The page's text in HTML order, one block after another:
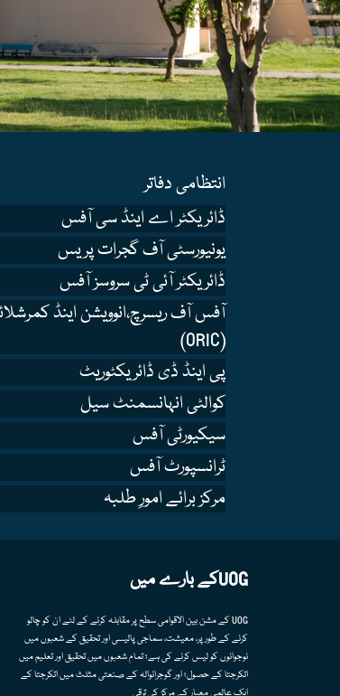
انتظامی دفاتر
ڈائریکٹر اے اینڈ سی آفس
یونیورسٹی آف گجرات پریس
ڈائریکٹر آئی ٹی سروسز آفس
آفس آف ریسرچ،انوویشن اینڈ
(ORIC)
پی اینڈ ڈی ڈائریکٹوریٹ
کوالٹی انہانسمنٹ سیل
سیکیورٹی آفس
ٹرانسپورٹ آفس
مرکز برائے امورِ طلبہ
UOGکے بارے میں
UOG کے مشن بین الاقوامی سطح پر مقابلہ کرنے کے لئے ان کو چالو
کرنے کے طور پر، معیشت، سماجی پالیسی اور تحقیق کے شعبوں میں
نوجوانوں کو لیس کرنے کی ہے؛ تمام شعبوں میں تحقیق اور تعلیم میں
اتکرجتا کے حصول؛ اور گوجرانوالہ کے صنعتی مثلث میں اتکرجتا کے